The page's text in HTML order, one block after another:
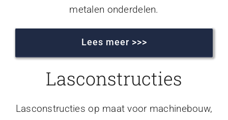
metalen onderdelen.
Lees meer >>>
Lasconstructies
Lasconstructies op maat voor machinebouw,